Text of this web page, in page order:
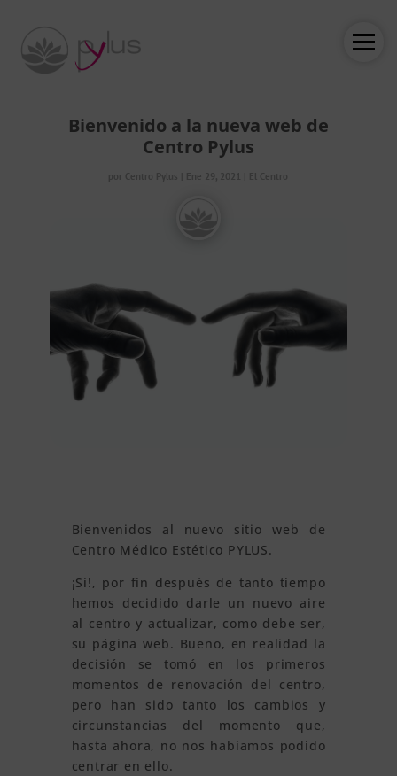
Bienvenido a la nueva web de
Centro Pylus
Bienvenidos al nuevo sitio web de
Centro Médico Estético PYLUS.
¡Sí!, por fin después de tanto tiempo
hemos decidido darle un nuevo aire
al centro y actualizar, como debe ser,
su página web. Bueno, en realidad la
decisión se tomó en los primeros
momentos de renovación del centro,
pero han sido tanto los cambios y
circunstancias del momento que,
hasta ahora, no nos habíamos podido
centrar en ello.